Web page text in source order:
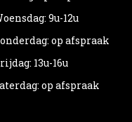
9u-12u
op afspraak
13u-16u
op afspraak